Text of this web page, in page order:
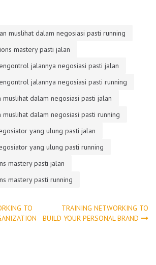
muslihat dalam negosiasi pasti running
mastery pasti jalan
jalannya negosiasi pasti jalan
jalannya negosiasi pasti running
muslihat dalam negosiasi pasti jalan
muslihat dalam negosiasi pasti running
yang ulung pasti jalan
yang ulung pasti running
mastery pasti jalan
mastery pasti running
TO
TRAINING NETWORKING TO
BUILD YOUR PERSONAL BRAND